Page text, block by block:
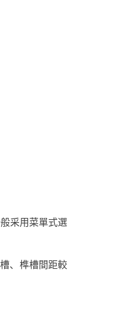
采用菜單式選
、榫槽間距較